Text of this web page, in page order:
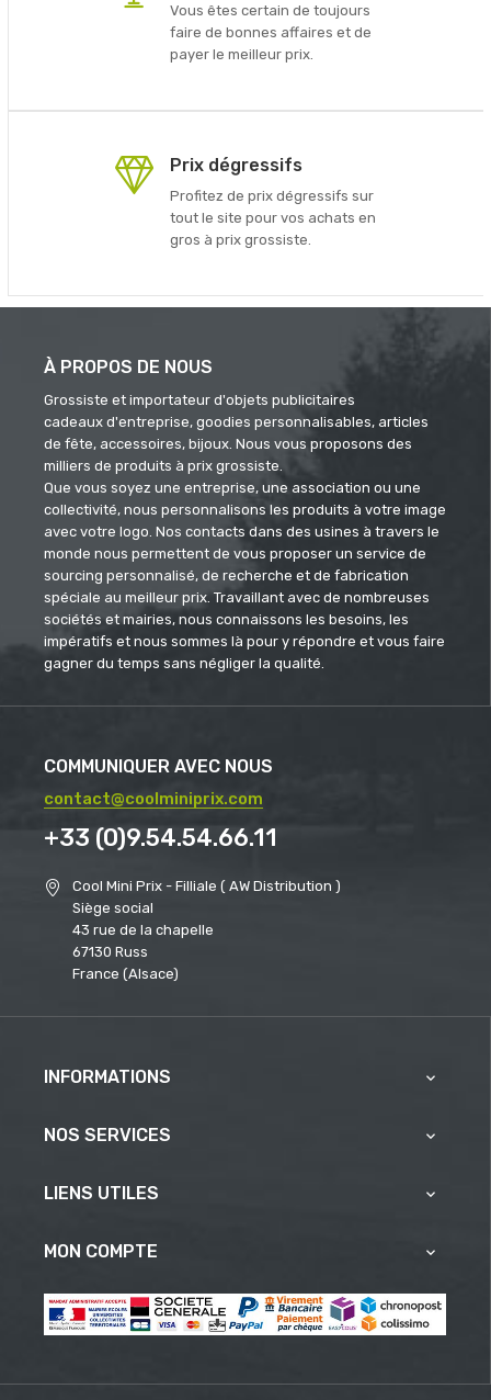
Vous êtes certain de toujours
faire de bonnes affaires et de
payer le meilleur prix.
Prix dégressifs
Profitez de prix dégressifs sur
tout le site pour vos achats en
gros à prix grossiste.
À PROPOS DE NOUS
Grossiste et importateur d'objets publicitaires
cadeaux d'entreprise, goodies personnalisables, articles
de fête, accessoires, bijoux. Nous vous proposons des
milliers de produits à prix grossiste.
Que vous soyez une entreprise, une association ou une
collectivité, nous personnalisons les produits à votre image
avec votre logo. Nos contacts dans des usines à travers le
monde nous permettent de vous proposer un service de
sourcing personnalisé, de recherche et de fabrication
spéciale au meilleur prix. Travaillant avec de nombreuses
sociétés et mairies, nous connaissons les besoins, les
impératifs et nous sommes là pour y répondre et vous faire
gagner du temps sans négliger la qualité.
COMMUNIQUER AVEC NOUS
contact@coolminiprix.com
+33 (0)9.54.54.66.11
Cool Mini Prix - Filliale ( AW Distribution )
Siège social
43 rue de la chapelle
67130 Russ
France (Alsace)
INFORMATIONS 
NOS SERVICES 
LIENS UTILES 
MON COMPTE 